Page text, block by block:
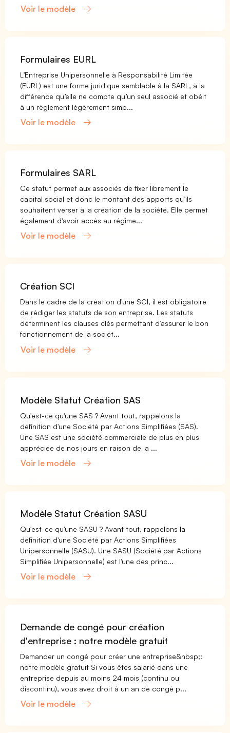
Voir le modèle
Formulaires EURL
L’Entreprise Unipersonnelle à Responsabilité Limitée
(EURL) est une forme juridique semblable à la SARL, à la
différence qu’elle ne compte qu’un seul associé et obéit
à un règlement légèrement simp...
Voir le modèle
Formulaires SARL
Ce statut permet aux associés de fixer librement le
capital social et donc le montant des apports qu’ils
souhaitent verser à la création de la société. Elle permet
également d'avoir accès au régime...
Voir le modèle
Création SCI
Dans le cadre de la création d'une SCI, il est obligatoire
de rédiger les statuts de son entreprise. Les statuts
déterminent les clauses clés permettant d’assurer le bon
fonctionnement de la sociét...
Voir le modèle
Modèle Statut Création SAS
Qu'est-ce qu'une SAS ? Avant tout, rappelons la
définition d'une Société par Actions Simplifiées (SAS).
Une SAS est une société commerciale de plus en plus
appréciée de nos jours en raison de la ...
Voir le modèle
Modèle Statut Création SASU
Qu'est-ce qu'une SASU ? Avant tout, rappelons la
définition d'une Société par Actions Simplifiées
Unipersonnelle (SASU). Une SASU (Société par Actions
Simplifiée Unipersonnelle) est l'une des princ...
Voir le modèle
Demande de congé pour création
d'entreprise : notre modèle gratuit
Demander un congé pour créer une entreprise&nbsp;:
notre modèle gratuit Si vous êtes salarié dans une
entreprise depuis au moins 24 mois (continu ou
discontinu), vous avez droit à un an de congé p...
Voir le modèle